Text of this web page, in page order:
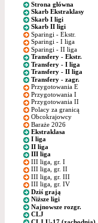
Strona główna
Skarb Ekstraklasy
Skarb I ligi
Skarb II ligi
Sparingi - Ekstr.
Sparingi - I liga
Sparingi - II liga
Transfery - Ekstr.
Transfery - I liga
Transfery - II liga
Transfery - zagr.
Przygotowania E
Przygotowania I
Przygotowania II
Polacy za granicą
Obcokrajowcy
Baraże 2026
Ekstraklasa
I liga
II liga
III liga
III liga, gr. I
III liga, gr. II
III liga, gr. III
III liga, gr. IV
Dziś grają
Niższe ligi
Najnowsze rozgr.
CLJ
CLJ U-17 (zachodnia)